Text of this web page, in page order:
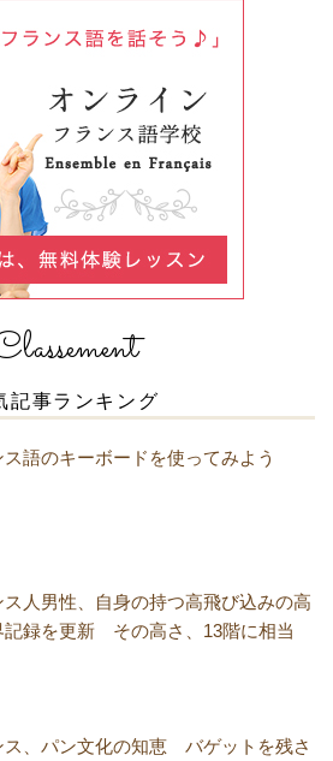
記事ランキング
ス語のキーボードを使ってみよう
ス人男性、自身の持つ高飛び込みの高
記録を更新 その高さ、13階に相当
ス、パン文化の知恵 バゲットを残さ